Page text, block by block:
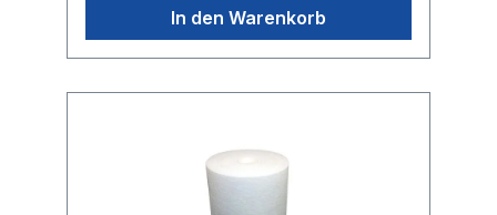
In den Warenkorb